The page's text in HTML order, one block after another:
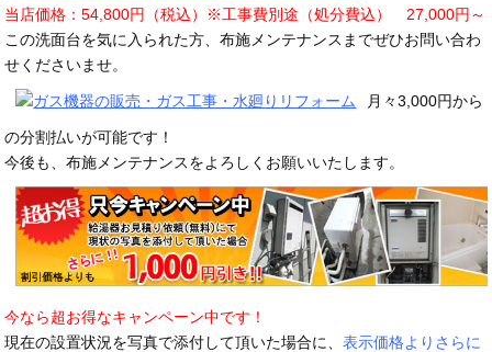
当店価格：54,800円（税込）※工事費別途（処分費込） 27,000円～
この洗面台を気に入られた方、布施メンテナンスまでぜひお問い合わ
せくださいませ。
月々3,000円から
の分割払いが可能です！
今後も、布施メンテナンスをよろしくお願いいたします。
今なら超お得なキャンペーン中です！
現在の設置状況を写真で添付して頂いた場合に、表示価格よりさらに